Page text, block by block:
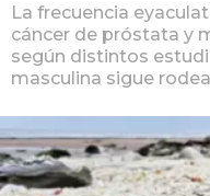
La frecuencia
cáncer de próstata y
según distintos
masculina sigue